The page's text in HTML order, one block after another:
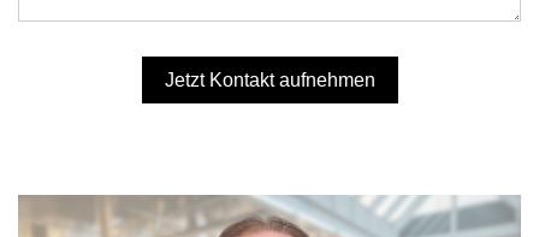
Jetzt Kontakt aufnehmen